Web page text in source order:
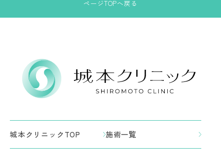
ページTOPへ戻る
城本クリニックTOP 施術一覧